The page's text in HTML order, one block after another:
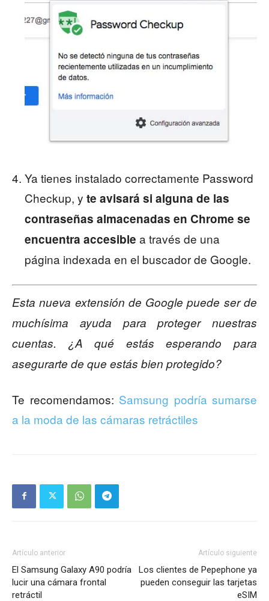
Ya tienes instalado correctamente Password
Checkup, y te avisará si alguna de las
contraseñas almacenadas en Chrome se
encuentra accesible a través de una
página indexada en el buscador de Google.
Esta nueva extensión de Google puede ser de
muchísima ayuda para proteger nuestras
cuentas. ¿A qué estás esperando para
asegurarte de que estás bien protegido?
Te recomendamos: Samsung podría sumarse
a la moda de las cámaras retráctiles
Artículo anterior
El Samsung Galaxy A90 podría
lucir una cámara frontal
retráctil
Artículo siguiente
Los clientes de Pepephone ya
pueden conseguir las tarjetas
eSIM